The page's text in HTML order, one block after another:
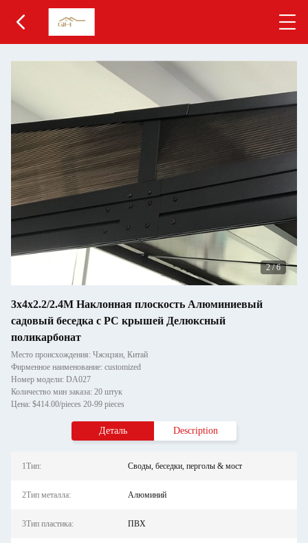
3/6
3x4x2.2/2.4M Наклонная плоскость Алюминиевый
садовый беседка с PC крышей Делюксный
поликарбонат
Место происхождения: Чжэцзян, Китай
Фирменное наименование: customized
Номер модели: DA027
Количество мин заказа: 20 штук
Цена: $414.00/pieces 20-99 pieces
Деталь Description
1Тип: Своды, беседки, перголы & мост
2Тип металла: Алюминий
3Тип пластика: ПВХ